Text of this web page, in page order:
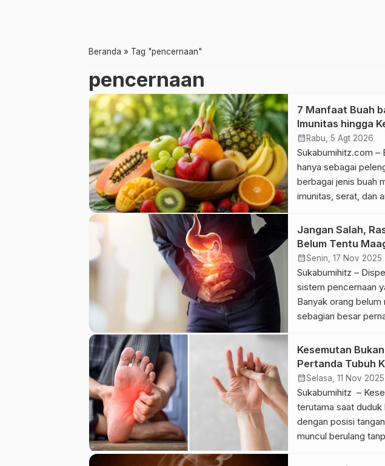
Beranda » Tag "pencernaan"
pencernaan
7 Manfaat Buah
Imunitas hingga
calendar_month Rabu, 5 Agt 2026
Sukabumihitz.com –
hanya sebagai
berbagai jenis buah
imunitas, serat, dan
Mengonsumsi buah
memenuhi
risiko berbagai
kandungan gizi yang
mengonsumsi buah
Jangan Salah,
Belum Tentu
calendar_monthSenin, 17 Nov 2025
Sukabumihitz –
sistem pencernaan
Banyak orang belum
sebagian besar
perut bagian atas
tidak berkembang
dunia medis, para
sebagai kumpulan
Kesemutan
Pertanda Tubuh
calendar_monthSelasa, 11 Nov 2025
Sukabumihitz –
terutama saat duduk
dengan posisi
muncul berulang